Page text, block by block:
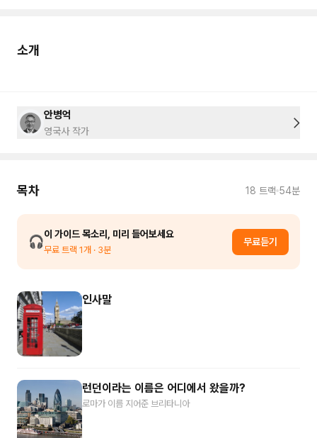
소개
안병억
영국사 작가
목차 18 트랙 54분
🎧이 가이드 목소리, 미리 들어보세요
무료 트랙 1개 · 3분
무료듣기
인사말
런던이라는 이름은 어디에서 왔을까?
로마가 이름 지어준 브리타니아